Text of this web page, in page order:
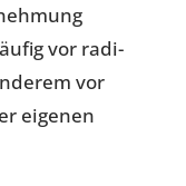
vor radi­
vor
eigenen